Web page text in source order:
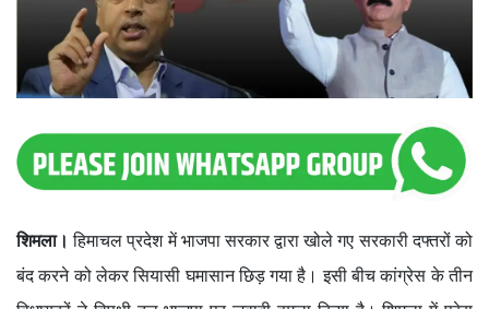
शिमला। हिमाचल प्रदेश में भाजपा सरकार द्वारा खोले गए सरकारी दफ्तरों को
बंद करने को लेकर सियासी घमासान छिड़ गया है। इसी बीच कांग्रेस के तीन